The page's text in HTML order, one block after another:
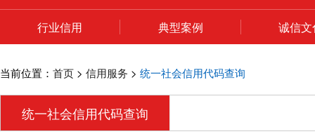
行业信用 典型案例 诚信文
当前位置： 首页 > 信用服务 > 统一社会信用代码查询
统一社会信用代码查询